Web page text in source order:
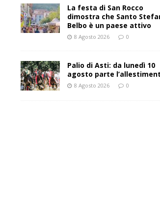
La festa di San Rocco
dimostra che Santo
Belbo è un paese attivo
8 Agosto 2026 0
Palio di Asti: da lunedì 10
agosto parte
8 Agosto 2026 0